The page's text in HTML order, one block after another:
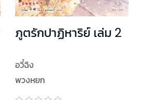
ภูตรักปาฏิหาริย์ เล่ม 2
อวี๋ฉิง
พวงหยก